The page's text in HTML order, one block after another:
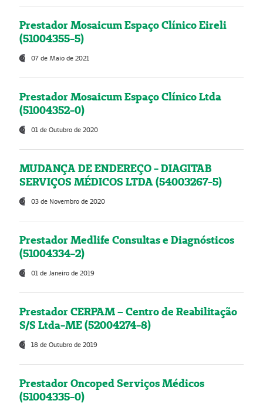
Prestador Mosaicum Espaço Clínico Eireli
(51004355-5)
07 de Maio de 2021
Prestador Mosaicum Espaço Clínico Ltda
(51004352-0)
01 de Outubro de 2020
MUDANÇA DE ENDEREÇO - DIAGITAB
SERVIÇOS MÉDICOS LTDA (54003267-5)
03 de Novembro de 2020
Prestador Medlife Consultas e Diagnósticos
(51004334-2)
01 de Janeiro de 2019
Prestador CERPAM – Centro de Reabilitação
S/S Ltda-ME (52004274-8)
18 de Outubro de 2019
Prestador Oncoped Serviços Médicos
(51004335-0)